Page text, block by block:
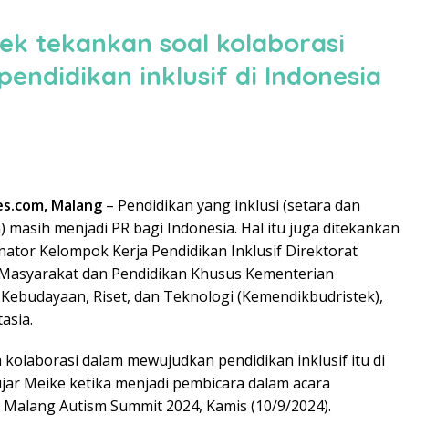
tekankan soal kolaborasi
inklusif di Indonesia
Malang – Pendidikan yang inklusi (setara dan
masih menjadi PR bagi Indonesia. Hal itu juga ditekankan
Kelompok Kerja Pendidikan Inklusif Direktorat
dan Pendidikan Khusus Kementerian
Riset, dan Teknologi (Kemendikbudristek),
kolaborasi dalam mewujudkan pendidikan inklusif itu di
Meike ketika menjadi pembicara dalam acara
Autism Summit 2024, Kamis (10/9/2024).